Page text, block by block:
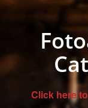
Click here